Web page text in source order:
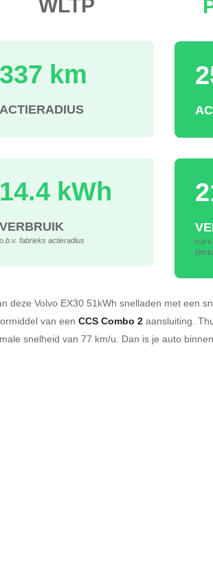
337 km
ACTIERADIUS
14.4 kWh
VERBRUIK
o.b.v. fabrieks actieradius
deze Volvo EX30 51kWh snelladen met een
van een CCS Combo 2 aansluiting.
snelheid van 77 km/u. Dan is je auto binnen